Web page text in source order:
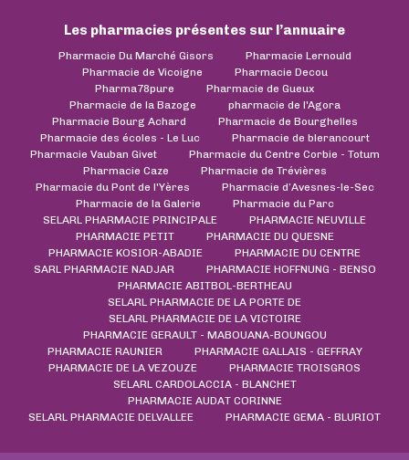
Les pharmacies présentes sur l’annuaire
Pharmacie Du Marché Gisors
Pharmacie Lernould
Pharmacie de Vicoigne
Pharmacie Decou
Pharma78pure
Pharmacie de Gueux
Pharmacie de la Bazoge
pharmacie de l'Agora
Pharmacie Bourg Achard
Pharmacie de Bourghelles
Pharmacie des écoles - Le Luc
Pharmacie de blerancourt
Pharmacie Vauban Givet
Pharmacie du Centre Corbie - Totum
Pharmacie Caze
Pharmacie de Trévières
Pharmacie du Pont de l'Yères
Pharmacie d’Avesnes-le-Sec
Pharmacie de la Galerie
Pharmacie du Parc
SELARL PHARMACIE PRINCIPALE
PHARMACIE NEUVILLE
PHARMACIE PETIT
PHARMACIE DU QUESNE
PHARMACIE KOSIOR-ABADIE
PHARMACIE DU CENTRE
SARL PHARMACIE NADJAR
PHARMACIE HOFFNUNG - BENSO
PHARMACIE ABITBOL-BERTHEAU
SELARL PHARMACIE DE LA PORTE DE
SELARL PHARMACIE DE LA VICTOIRE
PHARMACIE GERAULT - MABOUANA-BOUNGOU
PHARMACIE RAUNIER
PHARMACIE GALLAIS - GEFFRAY
PHARMACIE DE LA VEZOUZE
PHARMACIE TROISGROS
SELARL CARDOLACCIA - BLANCHET
PHARMACIE AUDAT CORINNE
SELARL PHARMACIE DELVALLEE
PHARMACIE GEMA - BLURIOT